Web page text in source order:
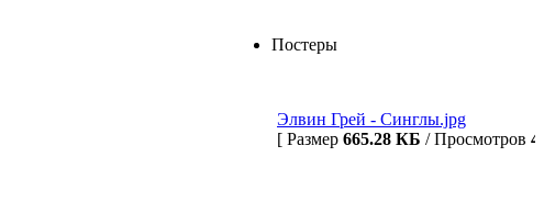
Постеры
Элвин Грей - Синглы.jpg
[ Размер 665.28 КБ / Просмотров